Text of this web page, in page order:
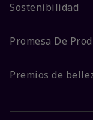
Sostenibilidad
Promesa De
Premios de